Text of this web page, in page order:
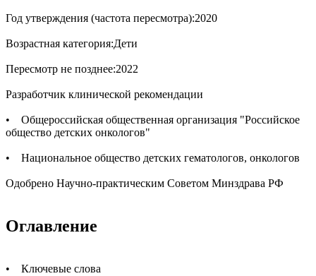
Год утверждения (частота пересмотра):2020
Возрастная категория:Дети
Пересмотр не позднее:2022
Разработчик клинической рекомендации
• Общероссийская общественная организация "Российское
общество детских онкологов"
• Национальное общество детских гематологов, онкологов
Одобрено Научно-практическим Советом Минздрава РФ
Оглавление
• Ключевые слова